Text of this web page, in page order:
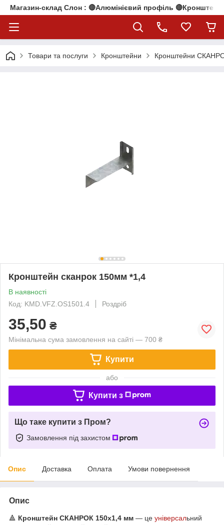
Магазин-склад Слон : 🔴Алюмінієвий профіль
Товари та послуги Кронштейни Кронштейни
Кронштейн сканрок 150мм *1,4
В наявності
Код: KMD.VFZ.OS1501.4
Роздріб
35,50 ₴
Мінімальна сума замовлення на сайті — 700 ₴
Купити
або
Купити з
Що таке купити з Пром?
Замовлення під захистом
Опис Доставка Оплата Умови повернення
Опис
🔺 Кронштейн СКАНРОК 150х1,4 мм — це універсальний